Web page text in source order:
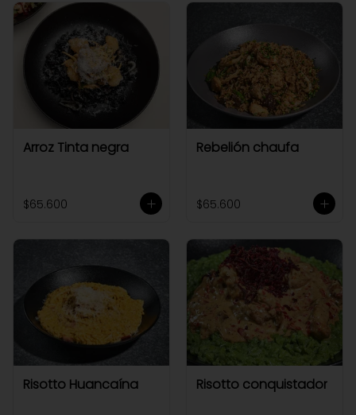
Arroz Tinta negra
$65.600
Rebelión chaufa
$65.600
Risotto Huancaína Risotto conquistador